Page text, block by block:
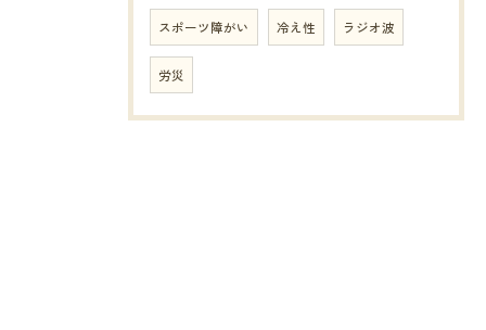
スポーツ障がい 冷え性 ラジオ波
労災